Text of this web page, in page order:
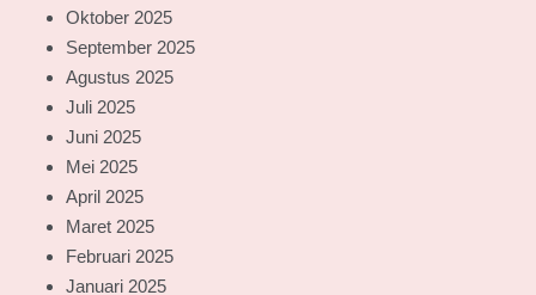
Oktober 2025
September 2025
Agustus 2025
Juli 2025
Juni 2025
Mei 2025
April 2025
Maret 2025
Februari 2025
Januari 2025